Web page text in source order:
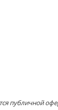
публичной